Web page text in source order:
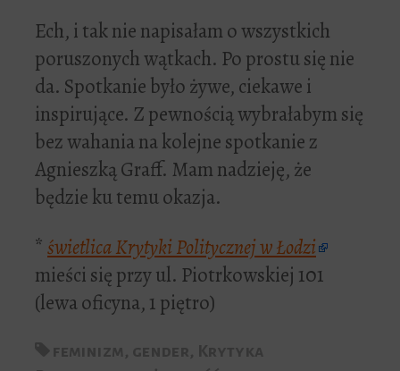
Ech, i tak nie napisałam o wszystkich
poruszonych wątkach. Po prostu się nie
da. Spotkanie było żywe, ciekawe i
inspirujące. Z pewnością wybrałabym się
bez wahania na kolejne spotkanie z
Agnieszką Graff. Mam nadzieję, że
będzie ku temu okazja.
*świetlica Krytyki Politycznej w Łodzi
mieści się przy ul. Piotrkowskiej 101
(lewa oficyna, 1 piętro)